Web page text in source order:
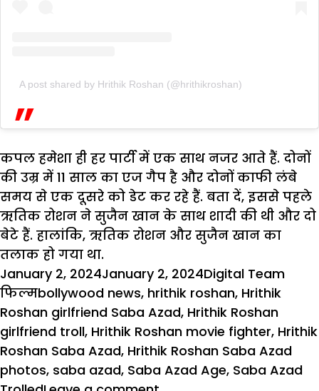
A post shared by Hrithik Roshan (@hrithikroshan)
कपल हमेशा ही हर पार्टी में एक साथ नजर आते हैं. दोनों
की उम्र में 11 साल का एज गैप है और दोनों काफी लंबे
समय से एक दूसरे को डेट कर रहे हैं. बता दें, इससे पहले
ऋतिक रोशन ने सुजैन खान के साथ शादी की थी और दो
बेटे हैं. हालांकि, ऋतिक रोशन और सुजैन खान का
तलाक हो गया था.
Posted
on
January 2, 2024January 2, 2024Author
Digital Team
फिल्मTags
bollywood news, hrithik roshan, Hrithik
Roshan girlfriend Saba Azad, Hrithik Roshan
girlfriend troll, Hrithik Roshan movie fighter, Hrithik
Roshan Saba Azad, Hrithik Roshan Saba Azad
photos, saba azad, Saba Azad Age, Saba Azad